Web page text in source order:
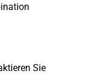
Sie